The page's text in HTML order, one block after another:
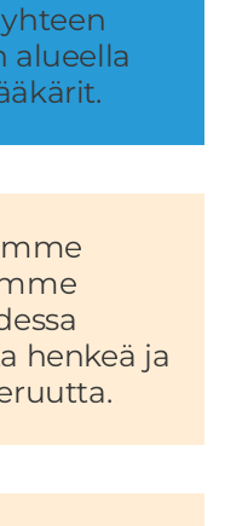
alueella
henkeä ja